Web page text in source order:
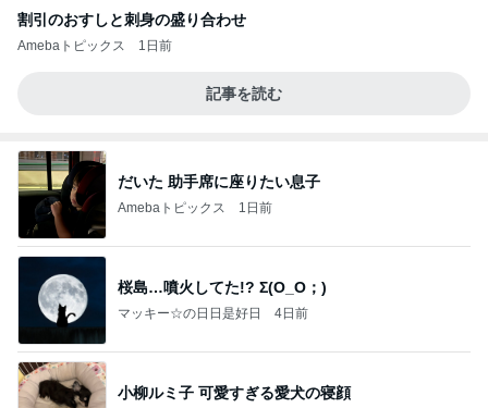
割引のおすしと刺身の盛り合わせ
Amebaトピックス 1日前
記事を読む
だいた 助手席に座りたい息子
Amebaトピックス 1日前
桜島…噴火してた!? Σ(O_O；)
マッキー☆の日日是好日 4日前
小柳ルミ子 可愛すぎる愛犬の寝顔